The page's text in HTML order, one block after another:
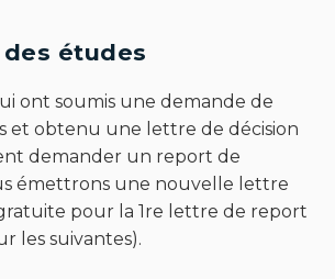
études
ont soumis une demande de
et obtenu une lettre de décision
demander un report de
émettrons une nouvelle lettre
pour la 1re lettre de report
les suivantes).